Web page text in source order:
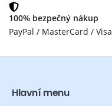
100% bezpečný nákup
PayPal / MasterCard / Visa
Hlavní menu